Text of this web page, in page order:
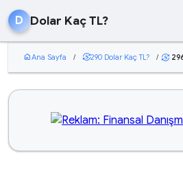
D Dolar Kaç TL?
homeAna Sayfa / currency_exchange290 Dolar Kaç TL? / currency_exchange